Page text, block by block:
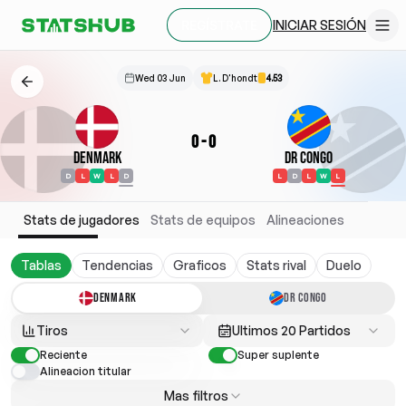
INICIAR SESIÓN
Wed 03 Jun L. D'hondt 4.53
Denmark
D L W L D
0-0
DR Congo
L D L W L
Stats de jugadores Stats de equipos Alineaciones
Tablas Tendencias Graficos Stats rival Duelo
DENMARK DR CONGO
Tiros Ultimos 20 Partidos
Reciente
Super suplente
Alineacion titular
Mas filtros